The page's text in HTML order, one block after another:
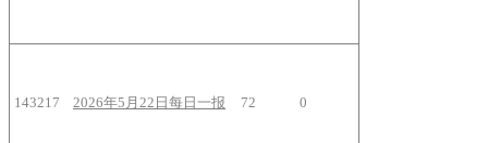
143217 2026年5月22日每日一报 72 0